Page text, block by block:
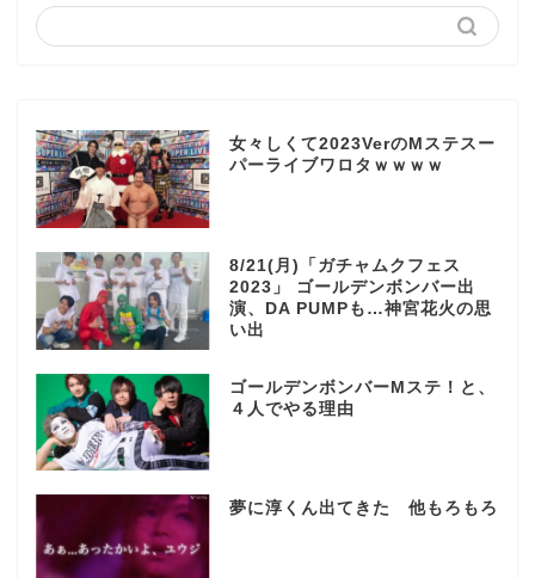
女々しくて2023VerのMステスー
パーライブワロタｗｗｗｗ
8/21(月)「ガチャムクフェス
2023」 ゴールデンボンバー出
演、DA PUMPも…神宮花火の思
い出
ゴールデンボンバーMステ！と、
４人でやる理由
夢に淳くん出てきた 他もろもろ